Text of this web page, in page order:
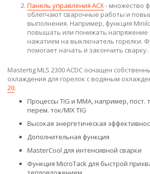
Панель управления ACX - множество
облегчают сварочные работы и
выполнения. Например, функция
повышать или понижать напряжение
нажатием на выключатель горелки.
помогает начать и закончить сварку.
Mastertig MLS 2300 ACDC оснащен
охлаждения для горелок с водяным
20.
Процессы TIG и MMA, например, пост.
перем. ток/MIX TIG
Высокая энергетическая
Дополнительная функция
MasterCool для интенсивной сварки
Функция MicroTack для быстрой